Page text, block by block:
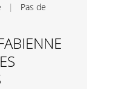
| Pas de